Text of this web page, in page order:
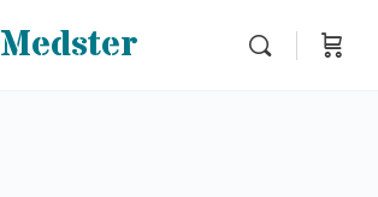
Medster